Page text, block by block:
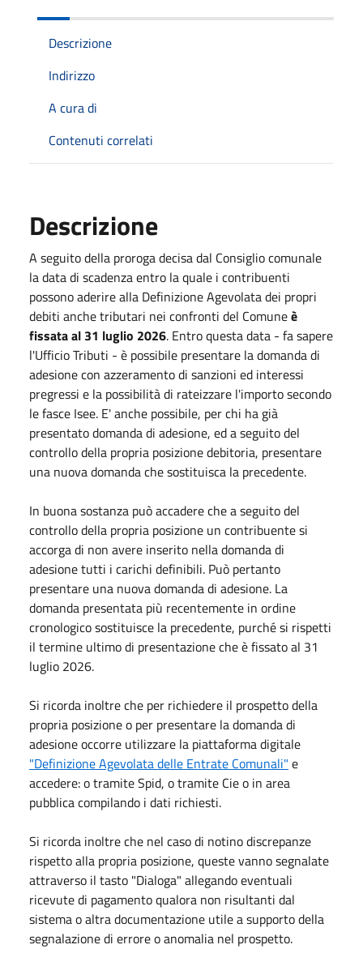
Descrizione
Indirizzo
A cura di
Contenuti correlati
Descrizione
A seguito della proroga decisa dal Consiglio comunale
la data di scadenza entro la quale i contribuenti
possono aderire alla Definizione Agevolata dei propri
debiti anche tributari nei confronti del Comuneè
fissata al 31 luglio 2026. Entro questa data - fa sapere
l'Ufficio Tributi - è possibile presentare la domanda di
adesione con azzeramento di sanzioni ed interessi
pregressi e la possibilità di rateizzare l'importo secondo
le fasce Isee. E' anche possibile, per chi ha già
presentato domanda di adesione, ed a seguito del
controllo della propria posizione debitoria, presentare
una nuova domanda che sostituisca la precedente.
In buona sostanza può accadere che a seguito del
controllo della propria posizione un contribuente si
accorga di non avere inserito nella domanda di
adesione tutti i carichi definibili. Può pertanto
presentare una nuova domanda di adesione. La
domanda presentata più recentemente in ordine
cronologico sostituisce la precedente, purché si rispetti
il termine ultimo di presentazione che è fissato al 31
luglio 2026.
Si ricorda inoltre che per richiedere il prospetto della
propria posizione o per presentare la domanda di
adesione occorre utilizzare la piattaforma digitale
"Definizione Agevolata delle Entrate Comunali" e
accedere: o tramite Spid, o tramite Cie o in area
pubblica compilando i dati richiesti.
Si ricorda inoltre che nel caso di notino discrepanze
rispetto alla propria posizione, queste vanno segnalate
attraverso il tasto "Dialoga" allegando eventuali
ricevute di pagamento qualora non risultanti dal
sistema o altra documentazione utile a supporto della
segnalazione di errore o anomalia nel prospetto.